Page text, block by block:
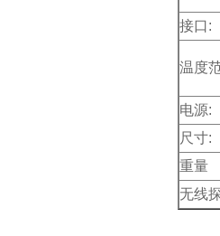
接口:
温度
电源:
尺寸:
重量
无线